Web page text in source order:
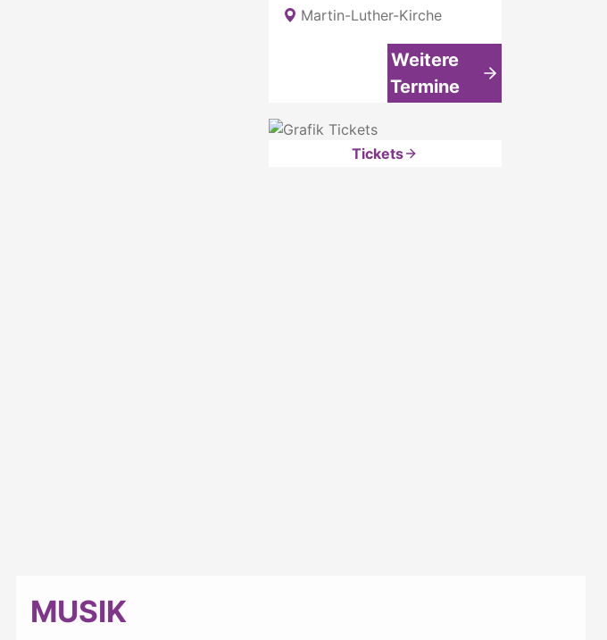
Martin-Luther-Kirche
Weitere
Termine
Tickets
MUSIK